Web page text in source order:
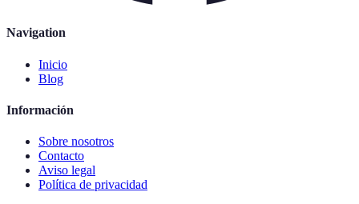
Navigation
Inicio
Blog
Información
Sobre nosotros
Contacto
Aviso legal
Política de privacidad